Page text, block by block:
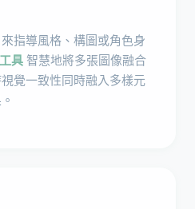
指導風格、構圖或角色身
具 智慧地將多張圖像融合
覺一致性同時融入多樣元